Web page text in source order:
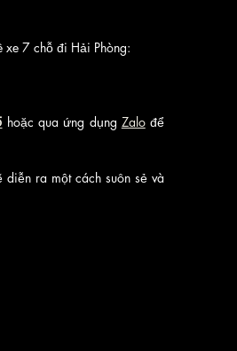
xe 7 chỗ đi Hải Phòng:
hoặc qua ứng dụng Zalo để
ra một cách suôn sẻ và